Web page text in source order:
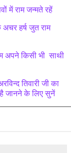
में राम जन्मते रहें
हर्ष जुत राम
अपने किसी भी साथी
तिवारी जी का
है जानने के लिए सुनें